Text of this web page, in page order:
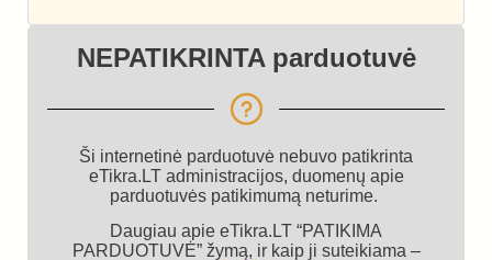
NEPATIKRINTA parduotuvė
Ši internetinė parduotuvė nebuvo patikrinta
eTikra.LT administracijos, duomenų apie
parduotuvės patikimumą neturime.
Daugiau apie eTikra.LT “PATIKIMA
PARDUOTUVĖ” žymą, ir kaip ji suteikiama –